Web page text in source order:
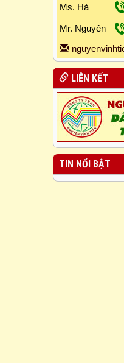
Ms. Hà
Mr. Nguyên
LIÊN KẾT
TIN NỔI BẬT